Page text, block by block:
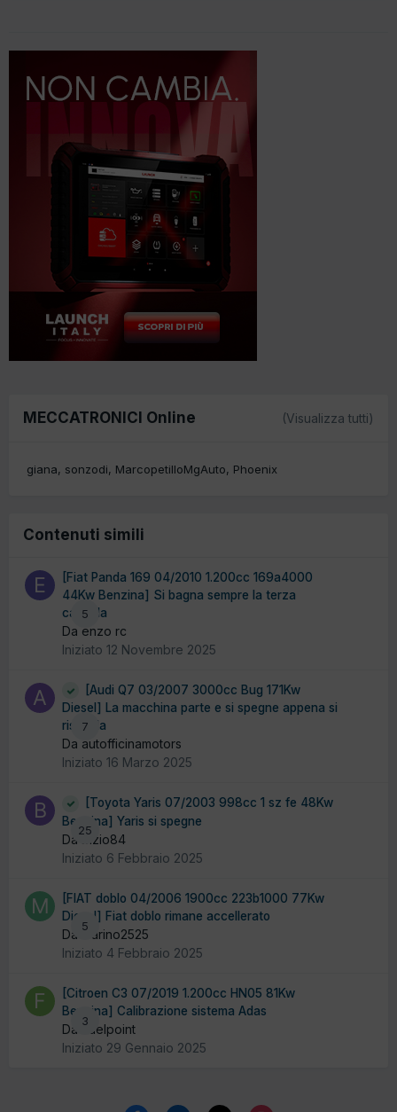
MECCATRONICI Online (Visualizza tutti)
giana sonzodi MarcopetilloMgAuto Phoenix
Contenuti simili
5
[Fiat Panda 169 04/2010 1.200cc 169a4000
44Kw Benzina] Si bagna sempre la terza
candela
Da enzo rc
Iniziato 12 Novembre 2025
7
[Audi Q7 03/2007 3000cc Bug 171Kw
Diesel] La macchina parte e si spegne appena si
riscalda
Da autofficinamotors
Iniziato 16 Marzo 2025
25
[Toyota Yaris 07/2003 998cc 1 sz fe 48Kw
Benzina] Yaris si spegne
Da Bizio84
Iniziato 6 Febbraio 2025
5
[FIAT doblo 04/2006 1900cc 223b1000 77Kw
Diesel] Fiat doblo rimane accellerato
Da marino2525
Iniziato 4 Febbraio 2025
3
[Citroen C3 07/2019 1.200cc HN05 81Kw
Benzina] Calibrazione sistema Adas
Da Fuelpoint
Iniziato 29 Gennaio 2025